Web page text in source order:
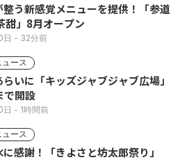
う新感覚メニューを提供！「参道
甜」8月オープン
日 - 32分前
ュース
いに「キッズジャブジャブ広場」
で開設
日 - 1時間前
ュース
感謝！「きよさと坊太郎祭り」